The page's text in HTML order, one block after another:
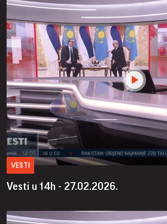
VESTI
Vesti u 14h - 27.02.2026.